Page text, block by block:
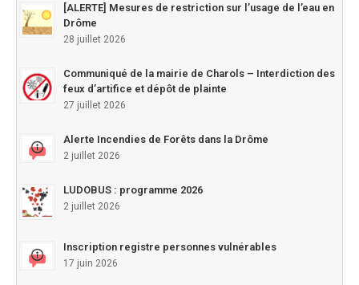
[ALERTE] Mesures de restriction sur l’usage de l’eau en
Drôme
28 juillet 2026
Communiqué de la mairie de Charols – Interdiction des
feux d’artifice et dépôt de plainte
27 juillet 2026
Alerte Incendies de Forêts dans la Drôme
2 juillet 2026
LUDOBUS : programme 2026
2 juillet 2026
Inscription registre personnes vulnérables
17 juin 2026